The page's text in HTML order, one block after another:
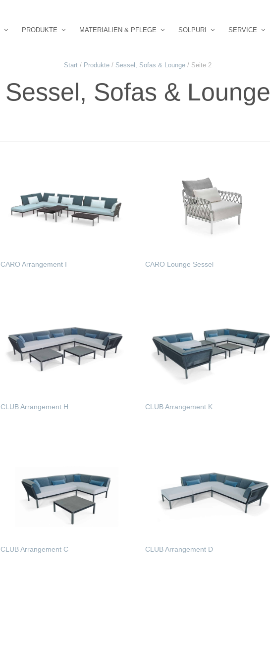
PRODUKTE MATERIALIEN & PFLEGE SOLPURI SERVICE
Start / Produkte / Sessel, Sofas & Lounge / Seite 2
Sessel, Sofas & Lounge
CARO Arrangement I CARO Lounge Sessel
CLUB Arrangement H CLUB Arrangement K
CLUB Arrangement C CLUB Arrangement D